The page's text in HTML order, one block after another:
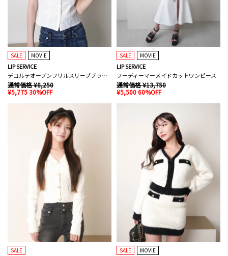
SALE MOVIE
LIP SERVICE
デコルテオープンフリルスリーブブラウス
通常価格 ¥8,250
¥5,775 30%OFF
SALE MOVIE
LIP SERVICE
フーディーマーメイドカットワンピース
通常価格 ¥13,750
¥5,500 60%OFF
SALE SALE MOVIE